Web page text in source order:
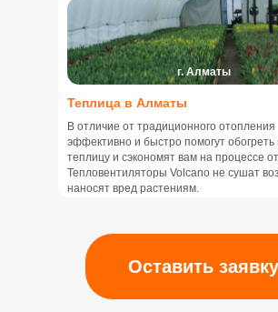
Оставить заявку
Теплица в Алматы
г. Алматы
В отличие от традиционного отопления
эффективно и быстро помогут
теплицу и сэкономят вам на процессе
Тепловентиляторы Volcano не сушат
наносят вред растениям.